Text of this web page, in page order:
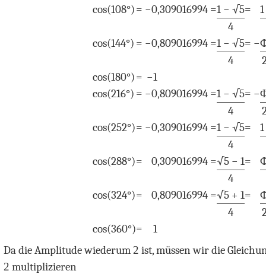
cos(108°)= −0,309016994 =1 − √5
4
=
cos(144°) = −0,809016994 =1 − √5
4
= −
cos(180°)= −1
cos(216°) = −0,809016994 =1 − √5
4
= −
cos(252°)= −0,309016994 =1 − √5
4
=
cos(288°)= 0,309016994 =√5 − 1
4
=
cos(324°)= 0,809016994 =√5 + 1
4
=
cos(360°)=
1
Da die Amplitude wiederum 2 ist, müssen wir die
2 multiplizieren